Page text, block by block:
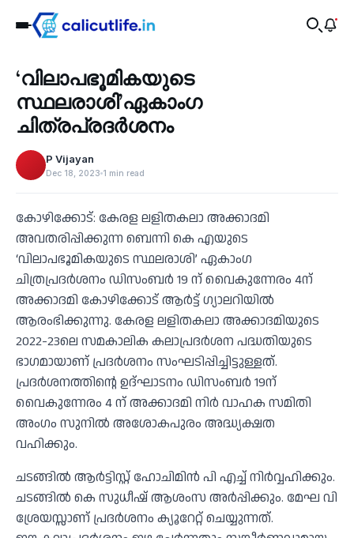
‹
Culture
‘വിലാപഭൂമികയുടെ
സ്ഥലരാശി’ഏകാംഗ
ചിത്രപ്രദര്‍ശനം
P Vijayan
Dec 18, 2023 1 min read
കോഴിക്കോട്: കേരള ലളിതകലാ അക്കാദമി
അവതരിപ്പിക്കുന്ന ബെന്നി കെ എയുടെ
‘വിലാപഭൂമികയുടെ സ്ഥലരാശി’ ഏകാംഗ
ചിത്രപ്രദര്‍ശനം ഡിസംബര്‍ 19 ന് വൈകുന്നേരം 4ന്
അക്കാദമി കോഴിക്കോട് ആര്‍ട്ട് ഗ്യാലറിയില്‍
ആരംഭിക്കുന്നു. കേരള ലളിതകലാ അക്കാദമിയുടെ
2022-23ലെ സമകാലിക കലാപ്രദര്‍ശന പദ്ധതിയുടെ
ഭാഗമായാണ് പ്രദര്‍ശനം സംഘടിപ്പിച്ചിട്ടുള്ളത്.
പ്രദര്‍ശനത്തിന്റെ ഉദ്ഘാടനം ഡിസംബര്‍ 19ന്
വൈകുന്നേരം 4 ന് അക്കാദമി നിര്‍ വാഹക സമിതി
അംഗം സുനില്‍ അശോകപുരം അദ്ധ്യക്ഷത
വഹിക്കും.
ചടങ്ങില്‍ ആര്‍ട്ടിസ്റ്റ് ഹോചിമിന്‍ പി എച്ച് നിര്‍വ്വഹിക്കും.
ചടങ്ങില്‍ കെ സുധീഷ് ആശംസ അര്‍പ്പിക്കും. മേഘ വി
ശ്രേയസ്സാണ് പ്രദര്‍ശനം ക്യൂറേറ്റ് ചെയ്യുന്നത്.